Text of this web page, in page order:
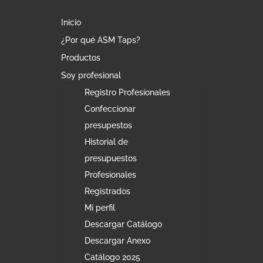
Inicio
¿Por qué ASM Taps?
Productos
Soy profesional
Registro Profesionales
Confeccionar
presupestos
Historial de
presupuestos
Profesionales
Registrados
Mi perfil
Descargar Catálogo
Descargar Anexo
Catálogo 2025